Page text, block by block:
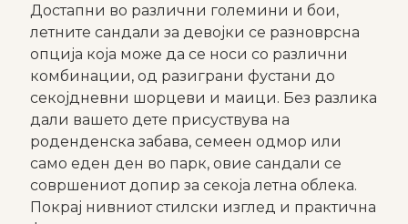
Достапни во различни големини и бои,
летните сандали за девојки се разноврсна
опција која може да се носи со различни
комбинации, од разиграни фустани до
секојдневни шорцеви и маици. Без разлика
дали вашето дете присуствува на
роденденска забава, семеен одмор или
само еден ден во парк, овие сандали се
совршениот допир за секоја летна облека.
Покрај нивниот стилски изглед и практична